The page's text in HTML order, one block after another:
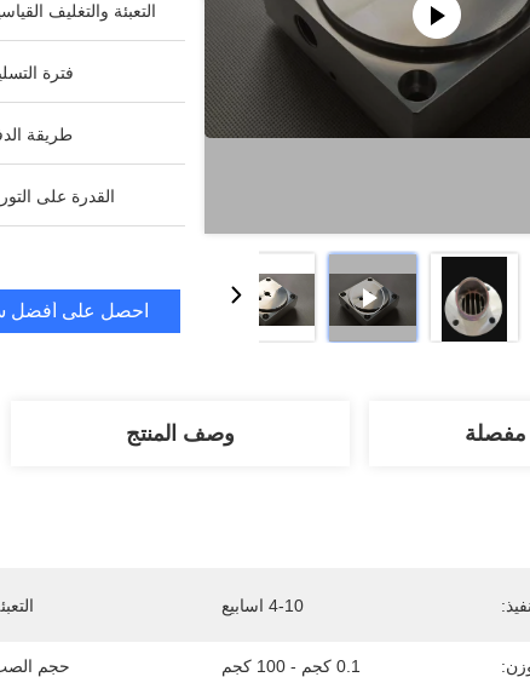
التعبئة والتغليف
فترة
طريقة
القدرة على
احصل على أفضل
مفصلة وصف المنتج
4-10 اسابيع
0.1 كجم - 100 كجم حجم